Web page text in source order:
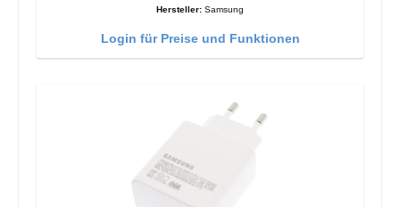
Hersteller: Samsung
Login für Preise und Funktionen